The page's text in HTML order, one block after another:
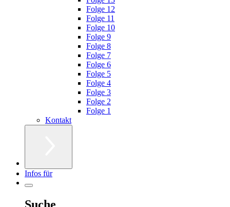
Folge 12
Folge 11
Folge 10
Folge 9
Folge 8
Folge 7
Folge 6
Folge 5
Folge 4
Folge 3
Folge 2
Folge 1
Kontakt
Infos für
Suche